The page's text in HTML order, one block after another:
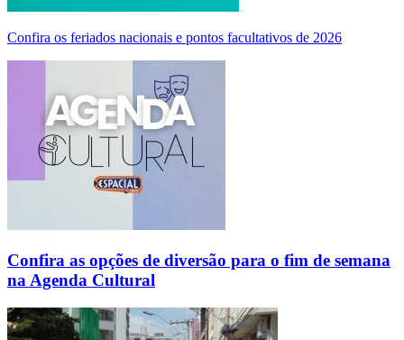
Confira os feriados nacionais e pontos facultativos de 2026
Confira as opções de diversão para o fim de semana
na Agenda Cultural